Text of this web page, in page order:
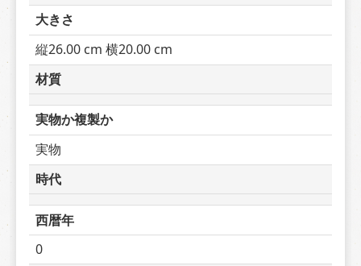
大きさ
縦26.00 cm 横20.00 cm
材質
実物か複製か
実物
時代
西暦年
0